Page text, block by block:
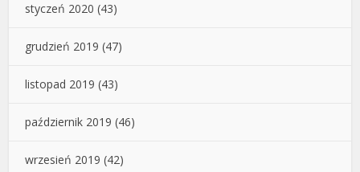
styczeń 2020 (43)
grudzień 2019 (47)
listopad 2019 (43)
październik 2019 (46)
wrzesień 2019 (42)